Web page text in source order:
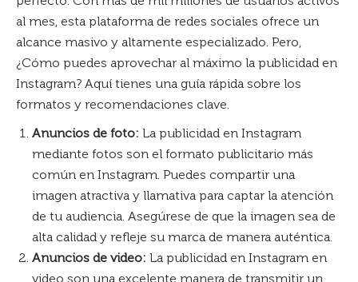
al mes, esta plataforma de redes sociales ofrece un
alcance masivo y altamente especializado. Pero,
¿Cómo puedes aprovechar al máximo la publicidad en
Instagram? Aquí tienes una guía rápida sobre los
formatos y recomendaciones clave.
Anuncios de foto: La publicidad en Instagram
mediante fotos son el formato publicitario más
común en Instagram. Puedes compartir una
imagen atractiva y llamativa para captar la atención
de tu audiencia. Asegúrese de que la imagen sea de
alta calidad y refleje su marca de manera auténtica.
Anuncios de video: La publicidad en Instagram en
video son una excelente manera de transmitir un